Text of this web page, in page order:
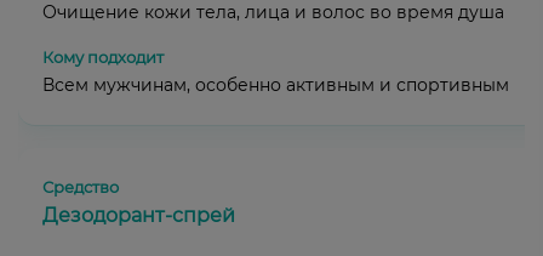
Очищение кожи тела, лица и волос во время душа
Всем мужчинам, особенно активным и спортивным
Дезодорант-спрей